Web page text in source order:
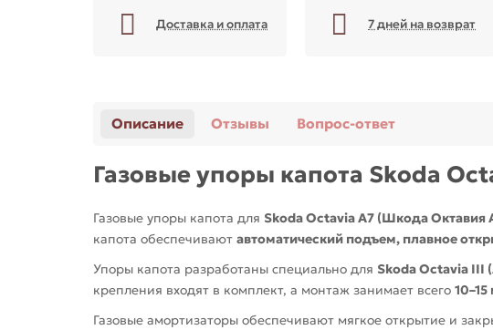
Доставка и оплата 7 дней на возврат
Описание Отзывы Вопрос-ответ
Газовые упоры капота Skoda
Газовые упоры капота для Skoda Octavia A7 (Шкода Октавия
капота обеспечивают автоматический подъем, плавное
Упоры капота разработаны специально для Skoda Octavia III
крепления входят в комплект, а монтаж занимает всего
Газовые амортизаторы обеспечивают мягкое открытие и